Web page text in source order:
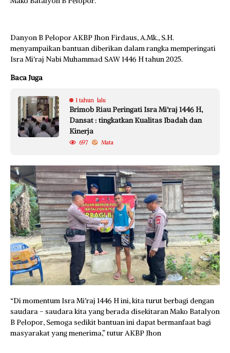
Danyon B Pelopor AKBP Jhon Firdaus, A.Mk., S.H.
menyampaikan bantuan diberikan dalam rangka memperingati
Isra Mi’raj Nabi Muhammad SAW 1446 H tahun 2025.
Baca Juga
1 tahun lalu
Brimob Riau Peringati Isra Mi’raj 1446 H,
Dansat : tingkatkan Kualitas Ibadah dan
Kinerja
697 Mata
“Di momentum Isra Mi’raj 1446 H ini, kita turut berbagi dengan
saudara – saudara kita yang berada disekitaran Mako Batalyon
B Pelopor, Semoga sedikit bantuan ini dapat bermanfaat bagi
masyarakat yang menerima,” tutur AKBP Jhon